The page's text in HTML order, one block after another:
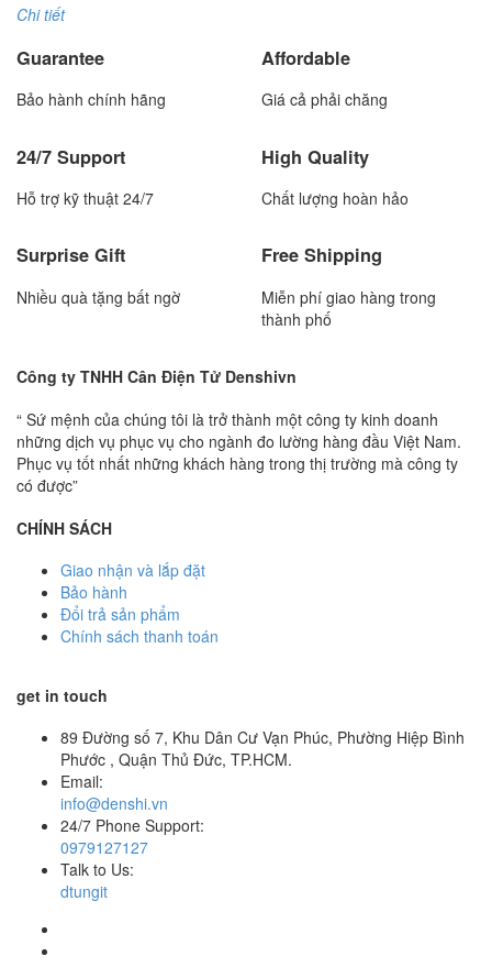
Chi tiết
Guarantee
Bảo hành chính hãng
Affordable
Giá cả phải chăng
24/7 Support
Hỗ trợ kỹ thuật 24/7
High Quality
Chất lượng hoàn hảo
Surprise Gift
Nhiều quà tặng bất ngờ
Free Shipping
Miễn phí giao hàng trong
thành phố
Công ty TNHH Cân Điện Tử Denshivn
“ Sứ mệnh của chúng tôi là trở thành một công ty kinh doanh
những dịch vụ phục vụ cho ngành đo lường hàng đầu Việt Nam.
Phục vụ tốt nhất những khách hàng trong thị trường mà công ty
có được”
CHÍNH SÁCH
Giao nhận và lắp đặt
Bảo hành
Đổi trả sản phẩm
Chính sách thanh toán
get in touch
89 Đường số 7, Khu Dân Cư Vạn Phúc, Phường Hiệp Bình
Phước , Quận Thủ Đức, TP.HCM.
Email:
info@denshi.vn
24/7 Phone Support:
0979127127
Talk to Us:
dtungit